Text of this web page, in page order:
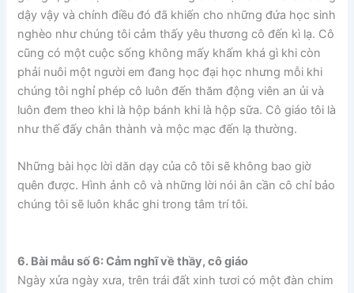
dậy vậy và chính điều đó đã khiến cho những đứa học sinh
nghèo như chúng tôi cảm thấy yêu thương cô đến kì lạ. Cô
cũng có một cuộc sống không mấy khấm khá gì khi còn
phải nuôi một người em đang học đại học nhưng mỗi khi
chúng tôi nghỉ phép cô luôn đến thăm động viên an ủi và
luôn đem theo khi là hộp bánh khi là hộp sữa. Cô giáo tôi là
như thế đấy chân thành và mộc mạc đến lạ thường.
Những bài học lời dăn dạy của cô tôi sẽ không bao giờ
quên được. Hình ảnh cô và những lời nói ân cần cô chỉ bảo
chúng tôi sẽ luôn khắc ghi trong tâm trí tôi.
6. Bài mẫu số 6: Cảm nghĩ về thầy, cô giáo
Ngày xửa ngày xưa, trên trái đất xinh tươi có một đàn chim